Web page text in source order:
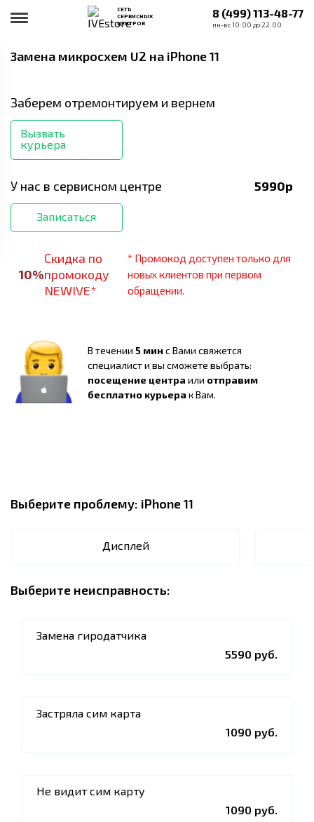
СЕТЬ
СЕРВИСНЫХ
ЦЕНТРОВ
8 (499) 113-48-77
пн-вс 10:00 до 22:00
Замена микросхем U2 на iPhone 11
Заберем отремонтируем и вернем
Вызвать
курьера
У нас в сервисном центре 5990р
Записаться
10%
Скидка по
промокоду
NEWIVE*
* Промокод доступен только для
новых клиентов при первом
обращении.
В течении 5 мин с Вами свяжется
специалист и вы сможете выбрать:
посещение центра или отправим
бесплатно курьера к Вам.
Выберите проблему: iPhone 11
Дисплей
Выберите неисправность:
Замена гиродатчика
5590 руб.
Застряла сим карта
1090 руб.
Не видит сим карту
1090 руб.